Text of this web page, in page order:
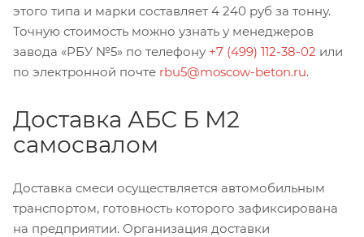
этого типа и марки составляет 4 240 руб за тонну.
Точную стоимость можно узнать у менеджеров
завода «РБУ №5» по телефону +7 (499) 112-38-02 или
по электронной почте rbu5@moscow-beton.ru.
Доставка АБС Б М2
самосвалом
Доставка смеси осуществляется автомобильным
транспортом, готовность которого зафиксирована
на предприятии. Организация доставки